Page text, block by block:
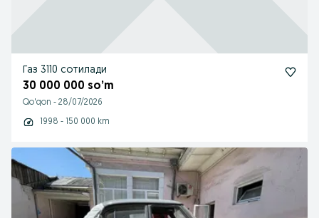
Газ 3110 сотилади
30 000 000 so’m
Qo'qon - 28/07/2026
1998 - 150 000 km